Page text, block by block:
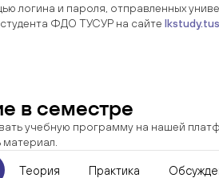
логина и пароля, отправленных
ФДО ТУСУР на сайте
в семестре
учебную программу на нашей
материал.
Теория Практика